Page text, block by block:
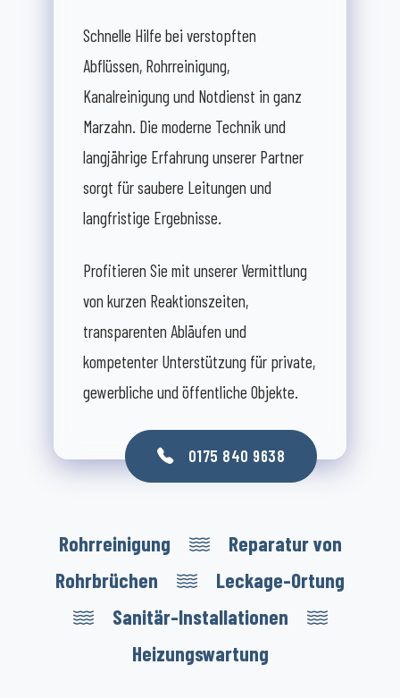
Schnelle Hilfe bei verstopften
Abflüssen, Rohrreinigung,
Kanalreinigung und Notdienst in ganz
Marzahn. Die moderne Technik und
langjährige Erfahrung unserer Partner
sorgt für saubere Leitungen und
langfristige Ergebnisse.
Profitieren Sie mit unserer Vermittlung
von kurzen Reaktionszeiten,
transparenten Abläufen und
kompetenter Unterstützung für private,
gewerbliche und öffentliche Objekte.
0175 840 9638
Rohrreinigung
Reparatur von
Rohrbrüchen
Leckage-Ortung
Sanitär-Installationen
Heizungswartung